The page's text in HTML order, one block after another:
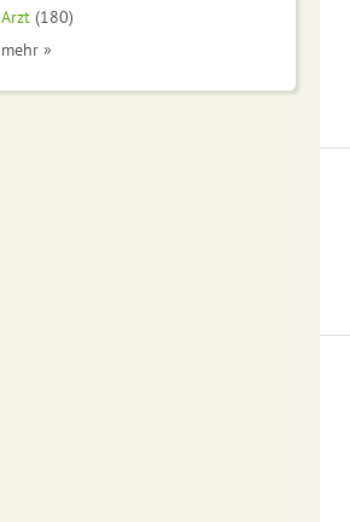
Arzt (180)
mehr »